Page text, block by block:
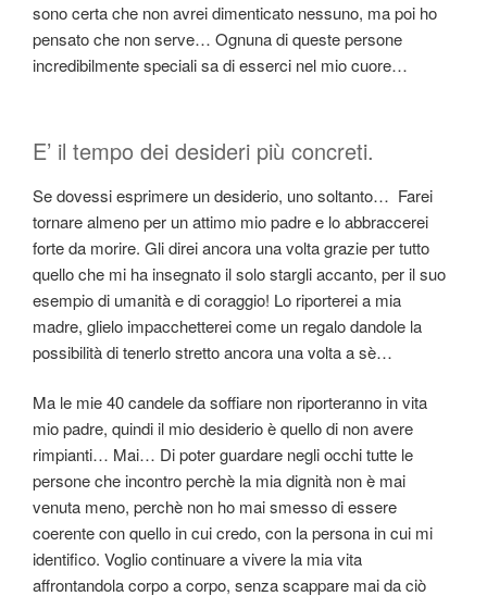
sono certa che non avrei dimenticato nessuno, ma poi ho
pensato che non serve… Ognuna di queste persone
incredibilmente speciali sa di esserci nel mio cuore…
E’ il tempo dei desideri più concreti.
Se dovessi esprimere un desiderio, uno soltanto… Farei
tornare almeno per un attimo mio padre e lo abbraccerei
forte da morire. Gli direi ancora una volta grazie per tutto
quello che mi ha insegnato il solo stargli accanto, per il suo
esempio di umanità e di coraggio! Lo riporterei a mia
madre, glielo impacchetterei come un regalo dandole la
possibilità di tenerlo stretto ancora una volta a sè…
Ma le mie 40 candele da soffiare non riporteranno in vita
mio padre, quindi il mio desiderio è quello di non avere
rimpianti… Mai… Di poter guardare negli occhi tutte le
persone che incontro perchè la mia dignità non è mai
venuta meno, perchè non ho mai smesso di essere
coerente con quello in cui credo, con la persona in cui mi
identifico. Voglio continuare a vivere la mia vita
affrontandola corpo a corpo, senza scappare mai da ciò